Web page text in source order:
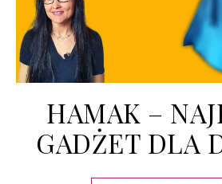
HAMAK –
GADŻET DLA